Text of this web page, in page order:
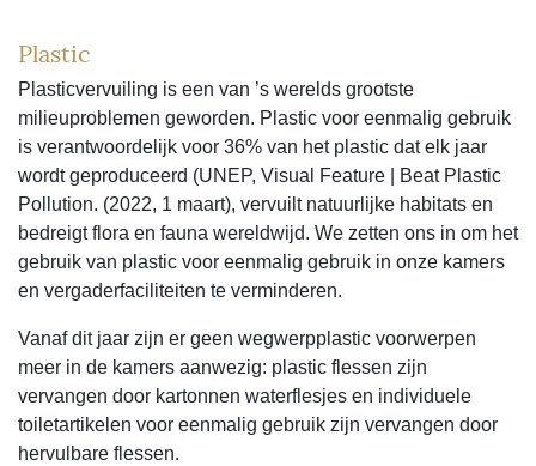
Plastic
Plasticvervuiling is een van ’s werelds grootste
milieuproblemen geworden. Plastic voor eenmalig gebruik
is verantwoordelijk voor 36% van het plastic dat elk jaar
wordt geproduceerd (UNEP, Visual Feature | Beat Plastic
Pollution. (2022, 1 maart), vervuilt natuurlijke habitats en
bedreigt flora en fauna wereldwijd. We zetten ons in om het
gebruik van plastic voor eenmalig gebruik in onze kamers
en vergaderfaciliteiten te verminderen.
Vanaf dit jaar zijn er geen wegwerpplastic voorwerpen
meer in de kamers aanwezig: plastic flessen zijn
vervangen door kartonnen waterflesjes en individuele
toiletartikelen voor eenmalig gebruik zijn vervangen door
hervulbare flessen.